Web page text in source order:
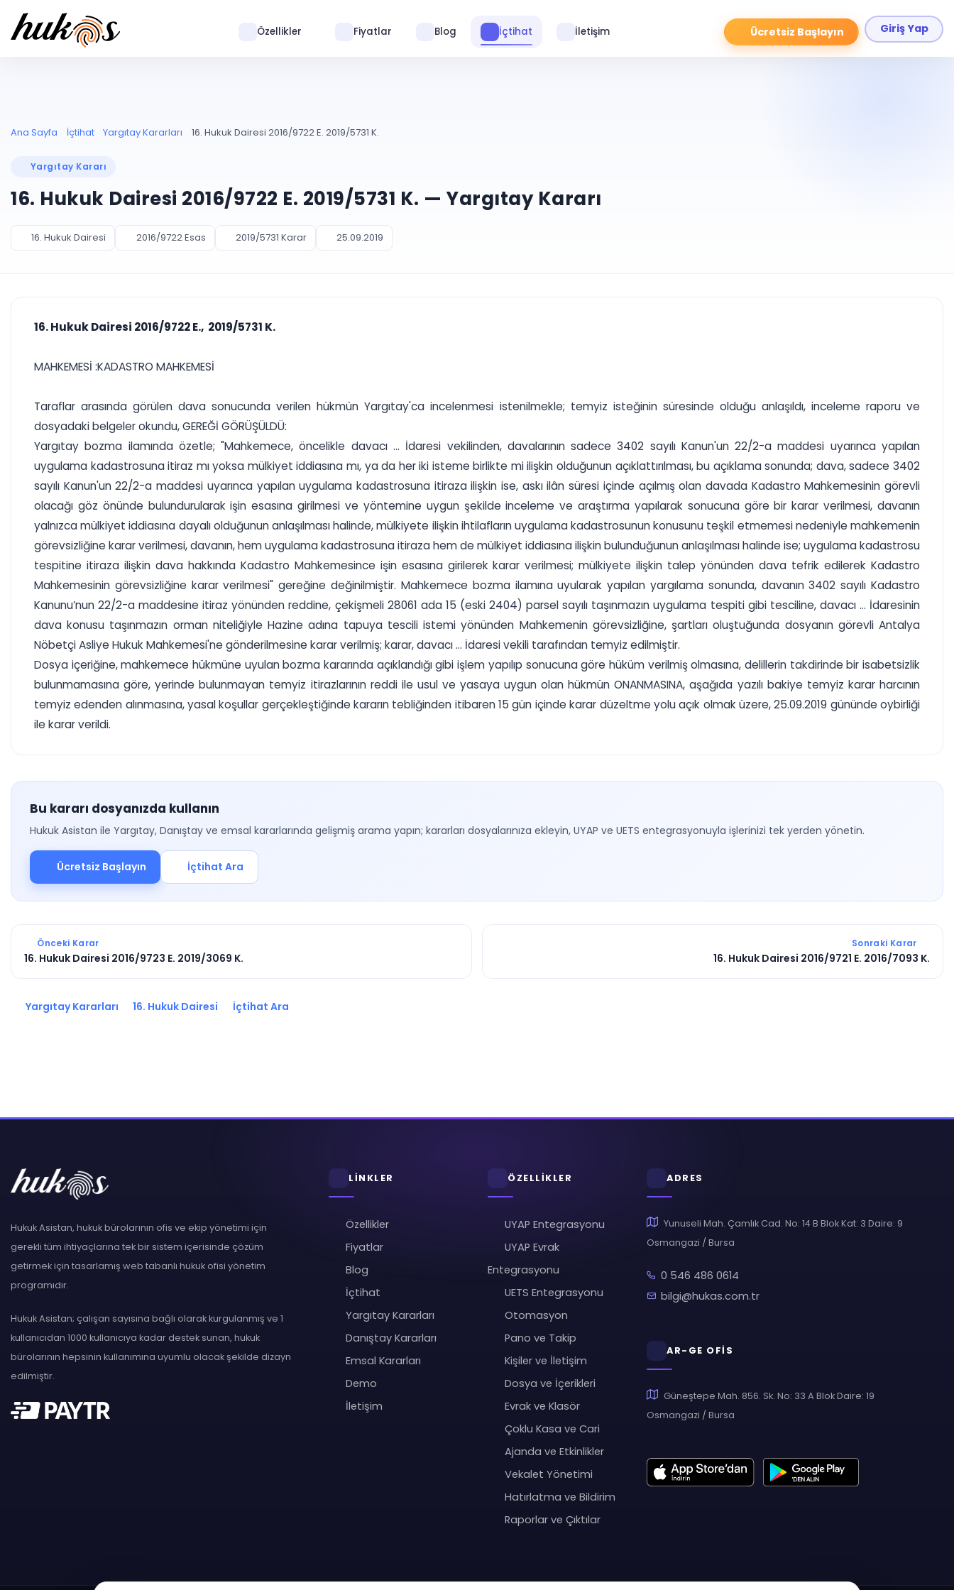
Ücretsiz Başlayın Giriş Yap
Özellikler Fiyatlar Blog İçtihat İletişim
Ana Sayfa İçtihat Yargıtay Kararları 16. Hukuk Dairesi 2016/9722 E. 2019/5731 K.
Yargıtay Kararı
16. Hukuk Dairesi 2016/9722 E. 2019/5731 K. — Yargıtay Kararı
16. Hukuk Dairesi 2016/9722 Esas 2019/5731 Karar 25.09.2019
16. Hukuk Dairesi 2016/9722 E., 2019/5731 K.
MAHKEMESİ :KADASTRO MAHKEMESİ
Taraflar arasında görülen dava sonucunda verilen hükmün Yargıtay'ca incelenmesi istenilmekle; temyiz isteğinin süresinde olduğu anlaşıldı, inceleme raporu ve
dosyadaki belgeler okundu, GEREĞİ GÖRÜŞÜLDÜ:
Yargıtay bozma ilamında özetle; "Mahkemece, öncelikle davacı ... İdaresi vekilinden, davalarının sadece 3402 sayılı Kanun'un 22/2-a maddesi uyarınca yapılan
uygulama kadastrosuna itiraz mı yoksa mülkiyet iddiasına mı, ya da her iki isteme birlikte mi ilişkin olduğunun açıklattırılması, bu açıklama sonunda; dava, sadece 3402
sayılı Kanun'un 22/2-a maddesi uyarınca yapılan uygulama kadastrosuna itiraza ilişkin ise, askı ilân süresi içinde açılmış olan davada Kadastro Mahkemesinin görevli
olacağı göz önünde bulundurularak işin esasına girilmesi ve yöntemine uygun şekilde inceleme ve araştırma yapılarak sonucuna göre bir karar verilmesi, davanın
yalnızca mülkiyet iddiasına dayalı olduğunun anlaşılması halinde, mülkiyete ilişkin ihtilafların uygulama kadastrosunun konusunu teşkil etmemesi nedeniyle mahkemenin
görevsizliğine karar verilmesi, davanın, hem uygulama kadastrosuna itiraza hem de mülkiyet iddiasına ilişkin bulunduğunun anlaşılması halinde ise; uygulama kadastrosu
tespitine itiraza ilişkin dava hakkında Kadastro Mahkemesince işin esasına girilerek karar verilmesi; mülkiyete ilişkin talep yönünden dava tefrik edilerek Kadastro
Mahkemesinin görevsizliğine karar verilmesi" gereğine değinilmiştir. Mahkemece bozma ilamına uyularak yapılan yargılama sonunda, davanın 3402 sayılı Kadastro
Kanunu’nun 22/2-a maddesine itiraz yönünden reddine, çekişmeli 28061 ada 15 (eski 2404) parsel sayılı taşınmazın uygulama tespiti gibi tesciline, davacı ... İdaresinin
dava konusu taşınmazın orman niteliğiyle Hazine adına tapuya tescili istemi yönünden Mahkemenin görevsizliğine, şartları oluştuğunda dosyanın görevli Antalya
Nöbetçi Asliye Hukuk Mahkemesi'ne gönderilmesine karar verilmiş; karar, davacı ... İdaresi vekili tarafından temyiz edilmiştir.
Dosya içeriğine, mahkemece hükmüne uyulan bozma kararında açıklandığı gibi işlem yapılıp sonucuna göre hüküm verilmiş olmasına, delillerin takdirinde bir isabetsizlik
bulunmamasına göre, yerinde bulunmayan temyiz itirazlarının reddi ile usul ve yasaya uygun olan hükmün ONANMASINA, aşağıda yazılı bakiye temyiz karar harcının
temyiz edenden alınmasına, yasal koşullar gerçekleştiğinde kararın tebliğinden itibaren 15 gün içinde karar düzeltme yolu açık olmak üzere, 25.09.2019 gününde oybirliği
ile karar verildi.
Bu kararı dosyanızda kullanın
Hukuk Asistan ile Yargıtay, Danıştay ve emsal kararlarında gelişmiş arama yapın; kararları dosyalarınıza ekleyin, UYAP ve UETS entegrasyonuyla işlerinizi tek yerden yönetin.
Ücretsiz Başlayın İçtihat Ara
Önceki Karar
16. Hukuk Dairesi 2016/9723 E. 2019/3069 K.
Sonraki Karar
16. Hukuk Dairesi 2016/9721 E. 2016/7093 K.
Yargıtay Kararları 16. Hukuk Dairesi İçtihat Ara
Hukuk Asistan, hukuk bürolarının ofis ve ekip yönetimi için
gerekli tüm ihtiyaçlarına tek bir sistem içerisinde çözüm
getirmek için tasarlamış web tabanlı hukuk ofisi yönetim
programıdır.
Hukuk Asistan; çalışan sayısına bağlı olarak kurgulanmış ve 1
kullanıcıdan 1000 kullanıcıya kadar destek sunan, hukuk
bürolarının hepsinin kullanımına uyumlu olacak şekilde dizayn
edilmiştir.
LİNKLER
Özellikler
Fiyatlar
Blog
İçtihat
Yargıtay Kararları
Danıştay Kararları
Emsal Kararları
Demo
İletişim
ÖZELLİKLER
UYAP Entegrasyonu
UYAP Evrak
Entegrasyonu
UETS Entegrasyonu
Otomasyon
Pano ve Takip
Kişiler ve İletişim
Dosya ve İçerikleri
Evrak ve Klasör
Çoklu Kasa ve Cari
Ajanda ve Etkinlikler
Vekalet Yönetimi
Hatırlatma ve Bildirim
Raporlar ve Çıktılar
ADRES
Yunuseli Mah. Çamlık Cad. No: 14 B Blok Kat: 3 Daire: 9
Osmangazi / Bursa
0 546 486 0614
bilgi@hukas.com.tr
AR-GE OFİS
Güneştepe Mah. 856. Sk. No: 33 A Blok Daire: 19
Osmangazi / Bursa